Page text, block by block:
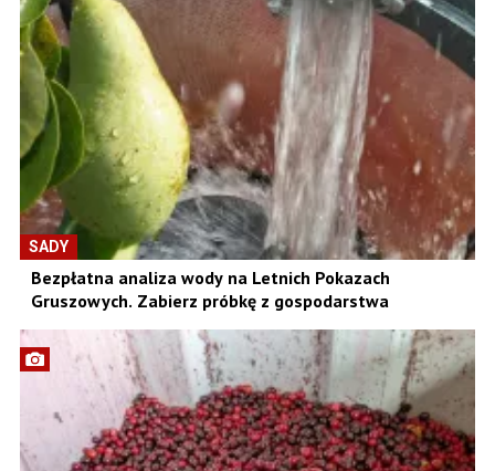
SADY
Bezpłatna analiza wody na Letnich Pokazach
Gruszowych. Zabierz próbkę z gospodarstwa